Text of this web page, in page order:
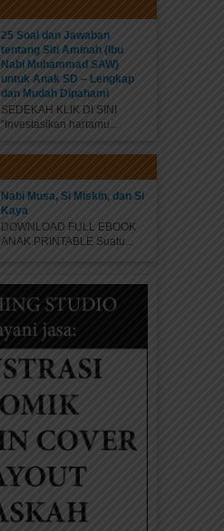
25 Soal dan Jawaban
tentang Siti Aminah (Ibu
Nabi Muhammad SAW)
untuk Anak SD – Lengkap
dan Mudah Dipahami
SEDEKAH KLIK DI SINI
“Investasikan hartamu...
Nabi Musa, Si Miskin, dan Si
Kaya
DOWNLOAD FULL EBOOK
ANAK PRINTABLE Suatu...